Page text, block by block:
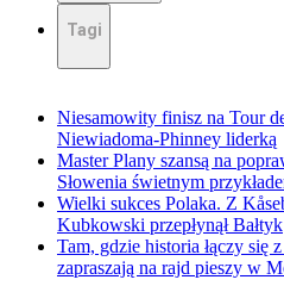
Tagi
Niesamowity finisz na Tour
Niewiadoma-Phinney liderką
Master Plany szansą na
Słowenia świetnym
Wielki sukces Polaka. Z
Kubkowski przepłynął Bałtyk
Tam, gdzie historia łączy się
zapraszają na rajd pieszy w